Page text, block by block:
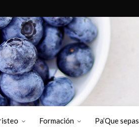
Formación Pa’Que sepas